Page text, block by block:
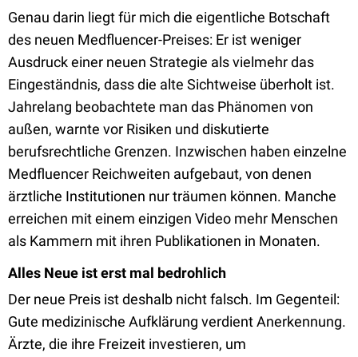
Genau darin liegt für mich die eigentliche Botschaft
des neuen Medfluencer-Preises: Er ist weniger
Ausdruck einer neuen Strategie als vielmehr das
Eingeständnis, dass die alte Sichtweise überholt ist.
Jahrelang beobachtete man das Phänomen von
außen, warnte vor Risiken und diskutierte
berufsrechtliche Grenzen. Inzwischen haben einzelne
Medfluencer Reichweiten aufgebaut, von denen
ärztliche Institutionen nur träumen können. Manche
erreichen mit einem einzigen Video mehr Menschen
als Kammern mit ihren Publikationen in Monaten.
Alles Neue ist erst mal bedrohlich
Der neue Preis ist deshalb nicht falsch. Im Gegenteil:
Gute medizinische Aufklärung verdient Anerkennung.
Ärzte, die ihre Freizeit investieren, um